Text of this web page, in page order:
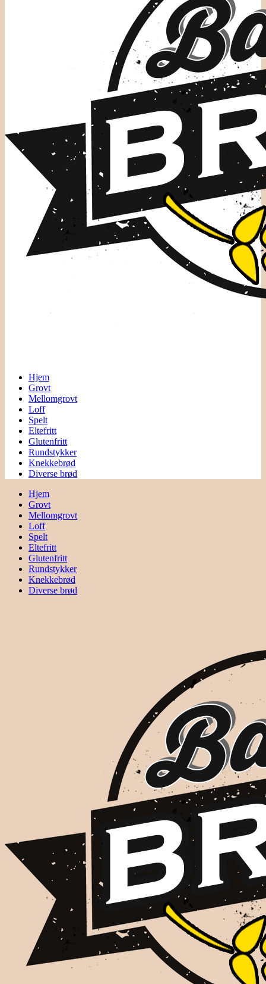
Hjem
Grovt
Mellomgrovt
Loff
Spelt
Eltefritt
Glutenfritt
Rundstykker
Knekkebrød
Diverse brød
Hjem
Grovt
Mellomgrovt
Loff
Spelt
Eltefritt
Glutenfritt
Rundstykker
Knekkebrød
Diverse brød